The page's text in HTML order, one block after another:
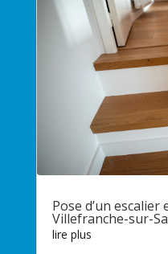
Pose d’un
Villefranche-sur-
lire plus